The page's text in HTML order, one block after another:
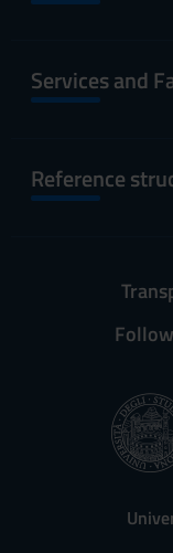
Services and
Reference